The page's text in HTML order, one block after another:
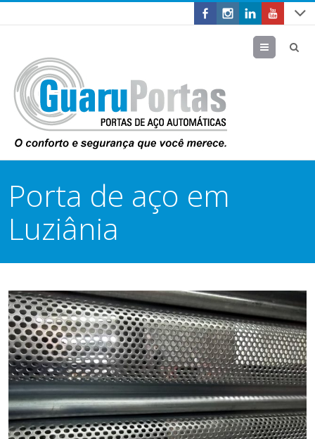
Menu
Porta de aço em
Luziânia